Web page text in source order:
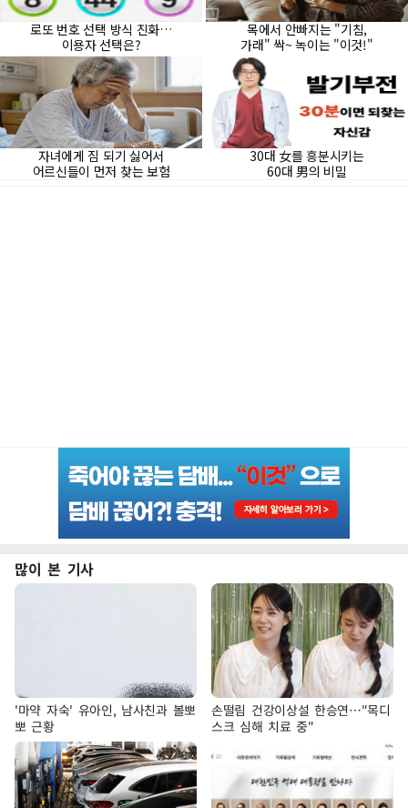
많이 본 기사
'마약 자숙' 유아인, 남사친과 볼뽀
뽀 근황
손떨림 건강이상설 한승연…"목디
스크 심해 치료 중"